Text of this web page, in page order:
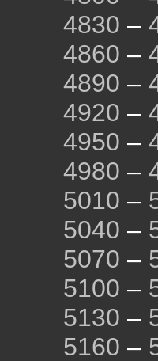
4830 –
4860 –
4890 –
4920 –
4950 –
4980 –
5010 –
5040 –
5070 –
5100 –
5130 –
5160 –